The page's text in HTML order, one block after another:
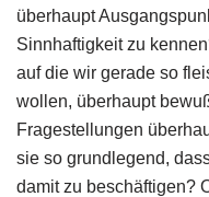
überhaupt
Sinnhaftigkeit zu
auf die wir gerade so
wollen, überhaupt
Fragestellungen
sie so grundlegend,
damit zu beschäftigen?